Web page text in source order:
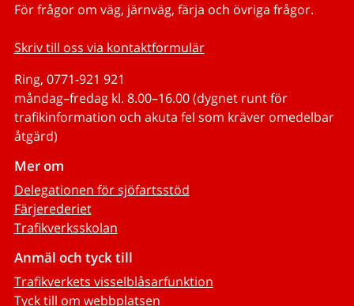
För frågor om väg, järnväg, färja och övriga frågor.
Skriv till oss via kontaktformulär
Ring, 0771-921 921
måndag–fredag kl. 8.00–16.00 (dygnet runt för
trafikinformation och akuta fel som kräver omedelbar
åtgärd)
Mer om
Delegationen för sjöfartsstöd
Färjerederiet
Trafikverksskolan
Anmäl och tyck till
Trafikverkets visselblåsarfunktion
Tyck till om webbplatsen